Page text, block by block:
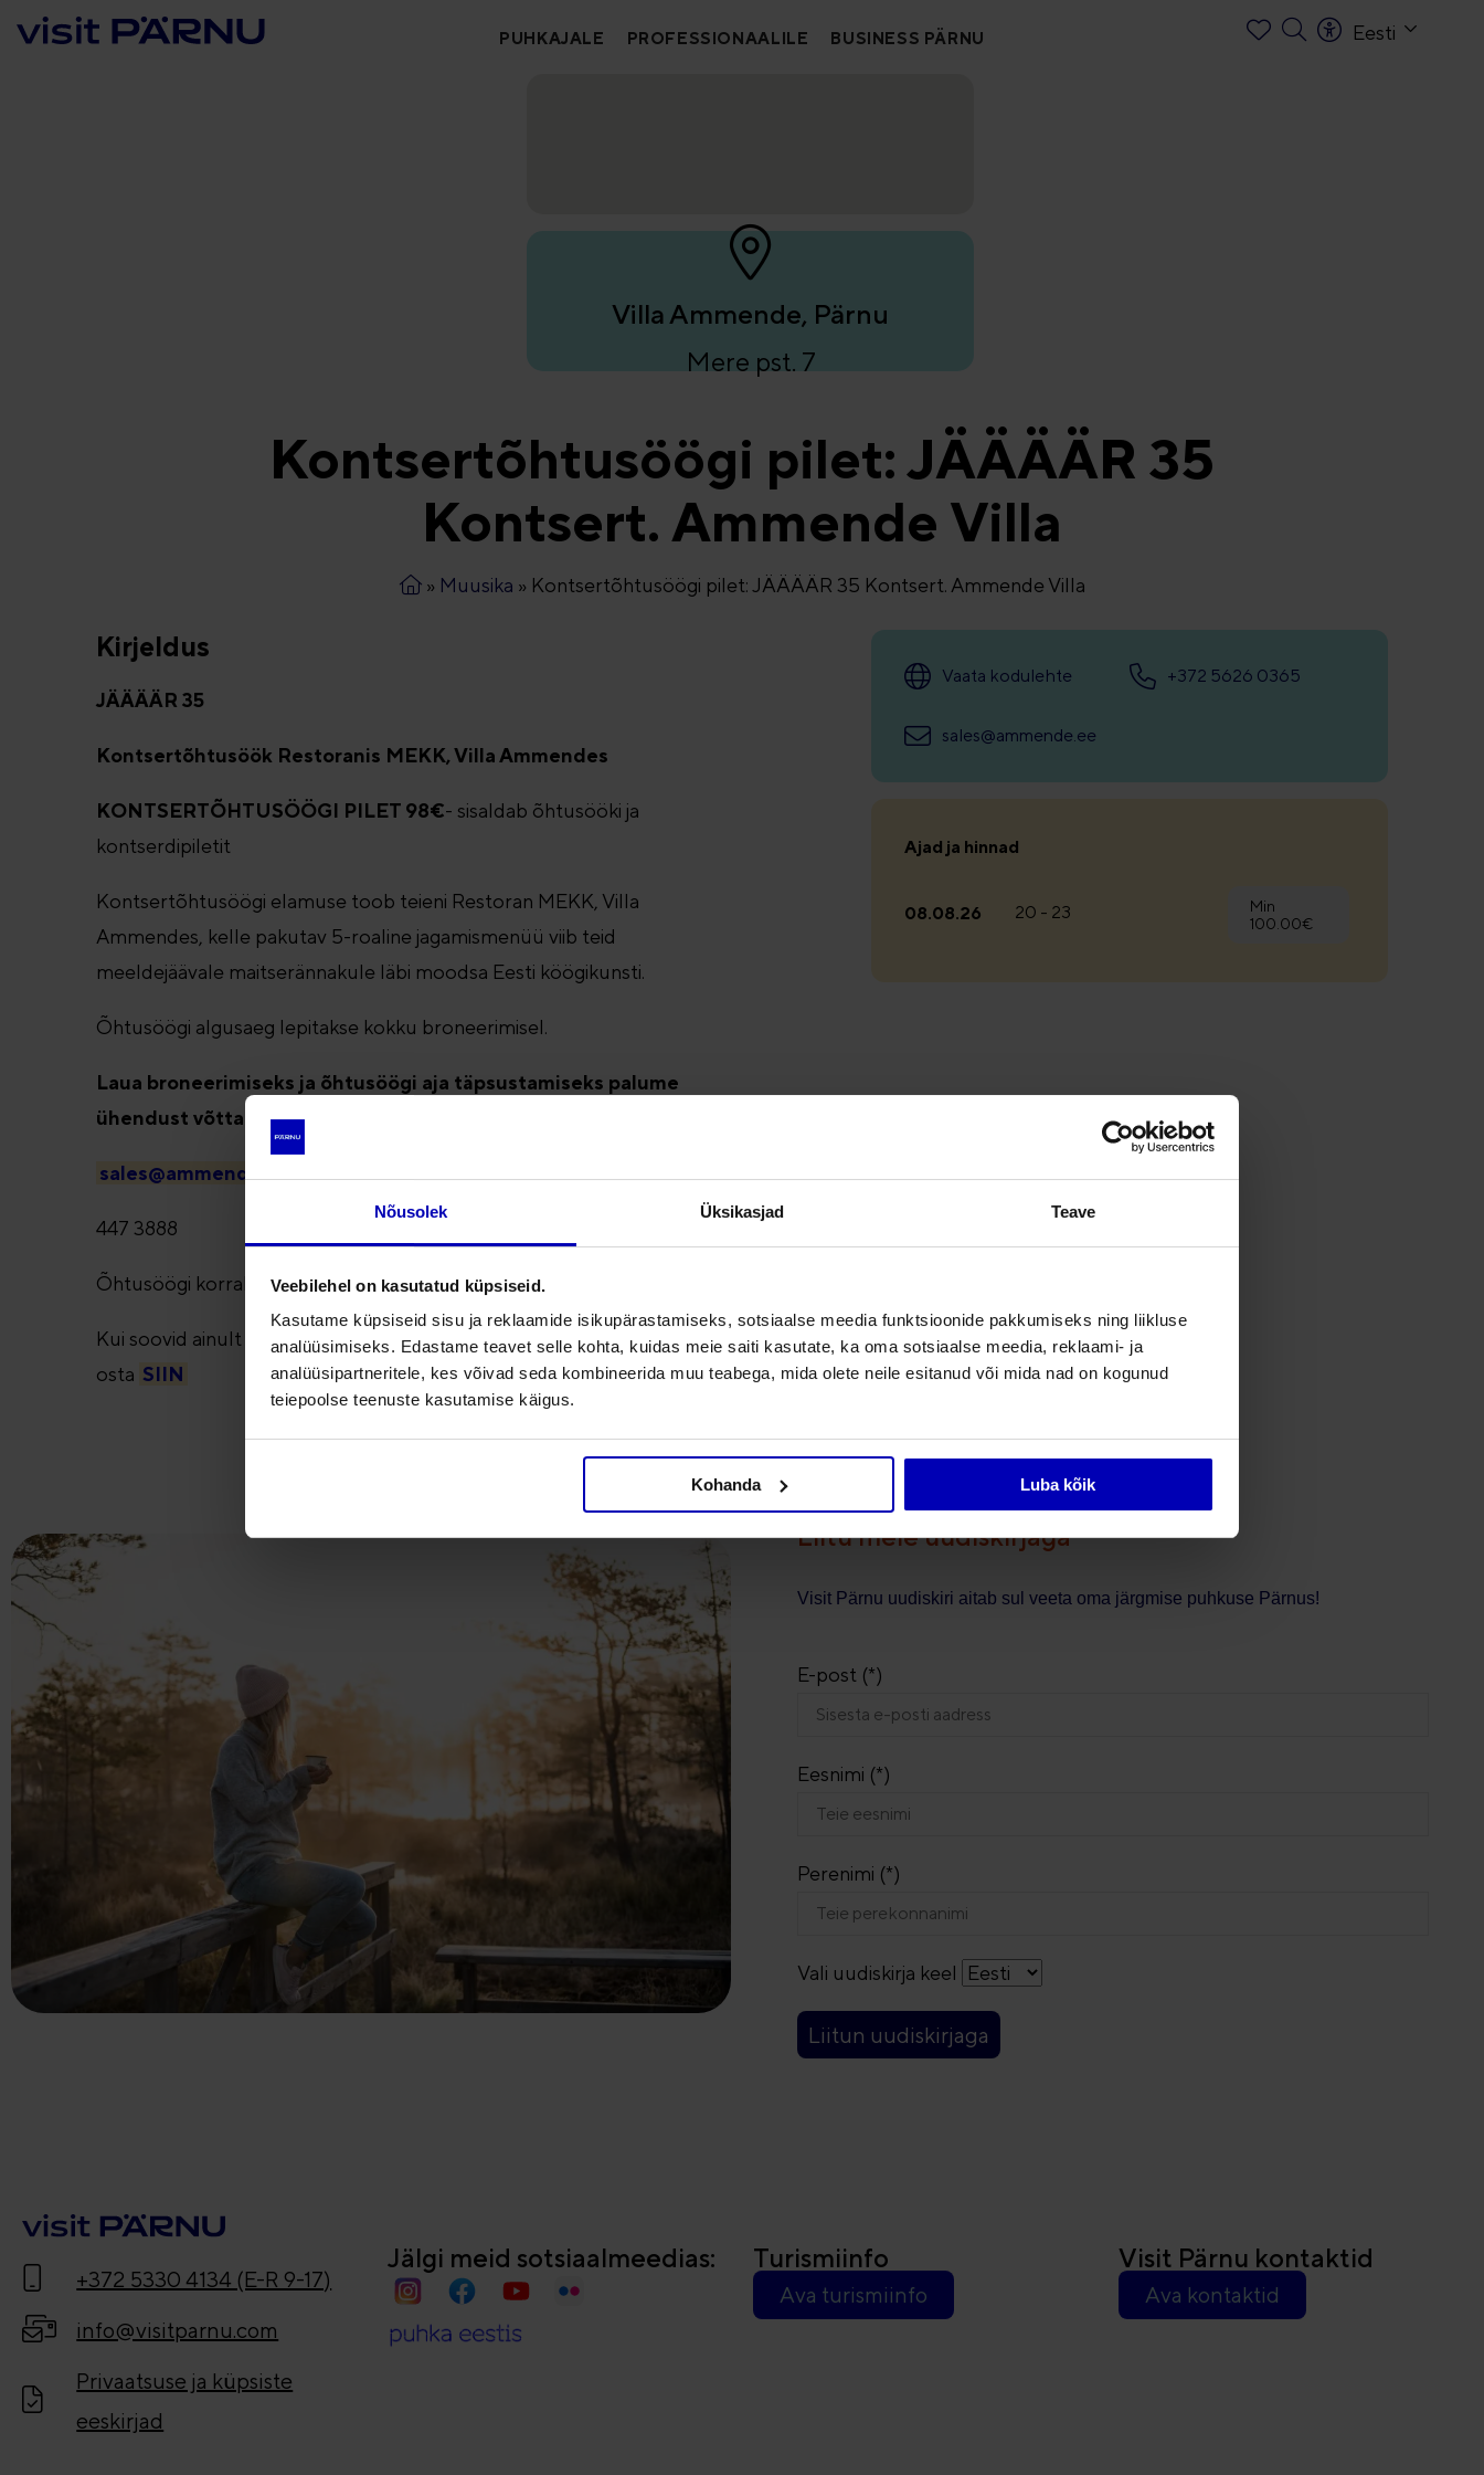
Nõusolek Üksikasjad Teave
Veebilehel on kasutatud küpsiseid.
Kasutame küpsiseid sisu ja reklaamide isikupärastamiseks, sotsiaalse meedia funktsioonide pakkumiseks ning liikluse
analüüsimiseks. Edastame teavet selle kohta, kuidas meie saiti kasutate, ka oma sotsiaalse meedia, reklaami- ja
analüüsipartneritele, kes võivad seda kombineerida muu teabega, mida olete neile esitanud või mida nad on kogunud
teiepoolse teenuste kasutamise käigus.
Kohanda Luba kõik
PUHKAJALE PROFESSIONAALILE BUSINESS PÄRNU Eesti
Villa Ammende, Pärnu
Mere pst. 7
Kontsertõhtusöögi pilet: JÄÄÄÄR 35
Kontsert. Ammende Villa
» Muusika » Kontsertõhtusöögi pilet: JÄÄÄÄR 35 Kontsert. Ammende Villa
Kirjeldus
JÄÄÄÄR 35
Kontsertõhtusöök Restoranis MEKK, Villa Ammendes
KONTSERTÕHTUSÖÖGI PILET 98€- sisaldab õhtusööki ja
kontserdipiletit
Kontsertõhtusöögi elamuse toob teieni Restoran MEKK, Villa
Ammendes, kelle pakutav 5-roaline jagamismenüü viib teid
meeldejäävale maitserännakule läbi moodsa Eesti köögikunsti.
Õhtusöögi algusaeg lepitakse kokku broneerimisel.
Laua broneerimiseks ja õhtusöögi aja täpsustamiseks palume
ühendust võtta Villa Ammendega:
sales@ammende.ee
447 3888
Õhtusöögi korraldaja: Ammende Hotell OÜ
Kui soovid ainult kontserdipiletit (ilma õhtusöögita), siis selle saad
osta SIIN
Vaata kodulehte +372 5626 0365
sales@ammende.ee
Ajad ja hinnad
08.08.26 20 - 23
Min
100.00€
Liitu meie uudiskirjaga
Visit Pärnu uudiskiri aitab sul veeta oma järgmise puhkuse Pärnus!
E-post (*)
Eesnimi (*)
Perenimi (*)
Vali uudiskirja keel
Liitun uudiskirjaga
+372 5330 4134 (E-R 9-17)
info@visitparnu.com
Privaatsuse ja küpsiste
eeskirjad
Jälgi meid sotsiaalmeedias: Turismiinfo
Ava turismiinfo
Visit Pärnu kontaktid
Ava kontaktid